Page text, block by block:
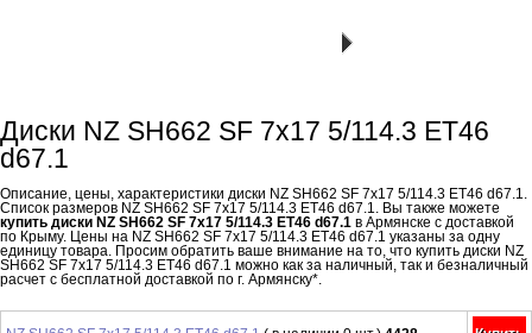
Диски NZ SH662 SF 7x17 5/114.3 ET46
d67.1
Описание, цены, характеристики диски NZ SH662 SF 7x17 5/114.3 ET46 d67.1.
Список размеров NZ SH662 SF 7x17 5/114.3 ET46 d67.1. Вы также можете
купить диски NZ SH662 SF 7x17 5/114.3 ET46 d67.1 в Армянске с доставкой
по Крыму. Цены на NZ SH662 SF 7x17 5/114.3 ET46 d67.1 указаны за одну
единицу товара. Просим обратить ваше внимание на то, что купить диски NZ
SH662 SF 7x17 5/114.3 ET46 d67.1 можно как за наличный, так и безналичный
расчет с бесплатной доставкой по г. Армянску*.